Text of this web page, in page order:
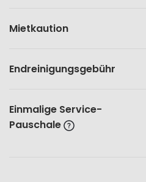
Mietkaution
Endreinigungsgebühr
Einmalige Service-
Pauschale